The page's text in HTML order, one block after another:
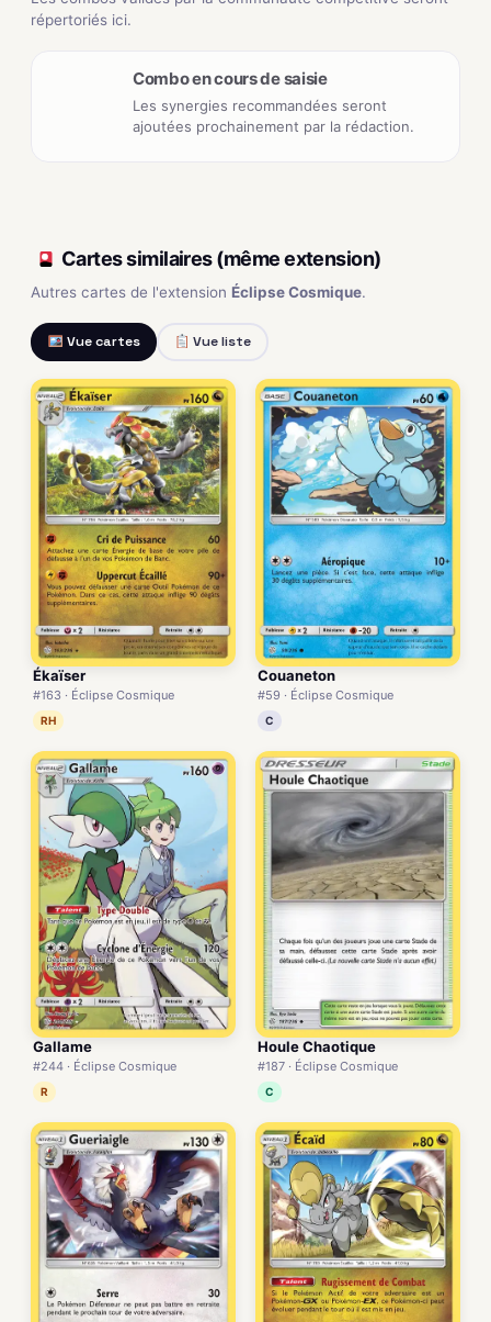
répertoriés ici.
Combo en cours de saisie
Les synergies recommandées seront
ajoutées prochainement par la rédaction.
Cartes similaires (même extension)
Autres cartes de l'extension Éclipse Cosmique.
Vue cartes Vue liste
Ékaïser
#163 · Éclipse Cosmique
RH
Couaneton
#59 · Éclipse Cosmique
C
Gallame
#244 · Éclipse Cosmique
R
Houle Chaotique
#187 · Éclipse Cosmique
C